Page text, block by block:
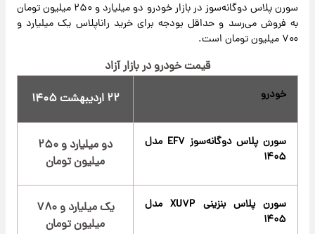
سورن پلاس دوگانه‌سوز در بازار خودرو دو میلیارد و ۲۵۰ میلیون تومان
به فروش می‌رسد و حداقل بودجه برای خرید راناپلاس یک میلیارد و
۷۰۰ میلیون تومان است.
قیمت خودرو در بازار آزاد
خودرو ۲۲ اردیبهشت ۱۴۰۵
سورن پلاس دوگانه‌سوز EF۷ مدل
۱۴۰۵
دو میلیارد و ۲۵۰
میلیون تومان
سورن پلاس بنزینی XU۷P مدل
۱۴۰۵
یک میلیارد و ۷۸۰
میلیون تومان